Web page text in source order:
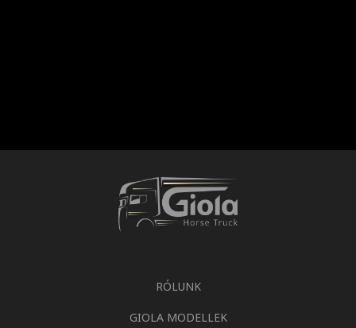
RÓLUNK
GIOLA MODELLEK